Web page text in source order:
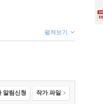
펼쳐보기
알림신청 작가 파일